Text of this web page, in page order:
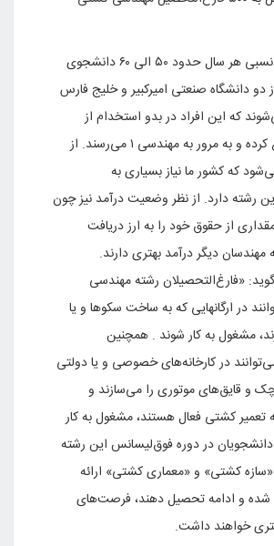
در حالی که بطور نسبی هر سال حدود ۵۰ الی ۶۰ دانشجوی
دانشگاه صنعتی امیرکبیر و خلیج فارس
که این افراد در بدو استخدام از
مهندسی ۵ شروع کرده و به مرور به مهندسی ۱ می‌رسند. از
که کشور ما نیاز بسیاری به
رشته دارد. از نظر وضعیت درآمد نیز چون
از حقوق خود را به ارز دریافت
دیگر درآمد بهتری دارند.
«فارغ‌التحصیلان رشته مهندسی
در ارگانهایی که به ساخت سکوها و یا
مشغول به کار شوند . همچنین
در کارخانه‌های خصوصی و یا دولتی
و قایق‌های موتوری را می‌سازند و
کشتی فعال هستند، مشغول به کار
دانشجویان در دوره فوق‌لیسانس این رشته
کشتی»‌ و «معماری کشتی» ارائه
شده و ادامه تحصیل دهند، فرصت‌های
خواهند داشت.